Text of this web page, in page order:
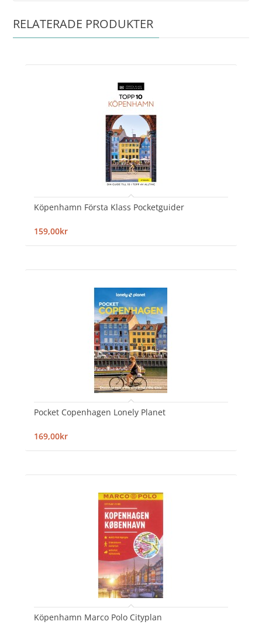
RELATERADE PRODUKTER
Köpenhamn Första Klass Pocketguider
159,00kr
Pocket Copenhagen Lonely Planet
169,00kr
Köpenhamn Marco Polo Cityplan